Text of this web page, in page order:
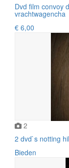
Dvd film convoy
vrachtwagencha
€ 6,00
2
2 dvd`s notting
Bieden